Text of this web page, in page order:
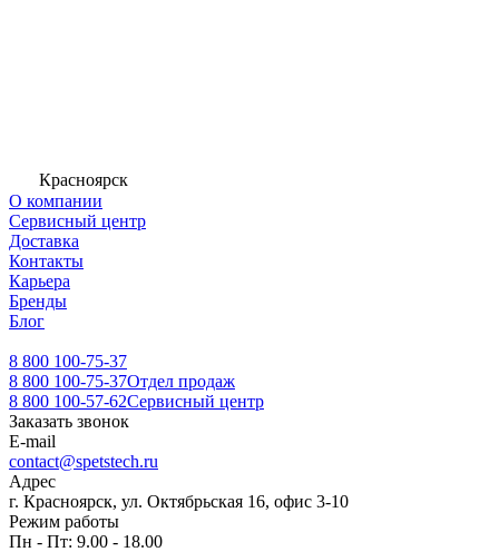
Красноярск
О компании
Сервисный центр
Доставка
Контакты
Карьера
Бренды
Блог
8 800 100-75-37
8 800 100-75-37Отдел продаж
8 800 100-57-62Сервисный центр
Заказать звонок
E-mail
contact@spetstech.ru
Адрес
г. Красноярск, ул. Октябрьская 16, офис 3-10
Режим работы
Пн - Пт: 9.00 - 18.00